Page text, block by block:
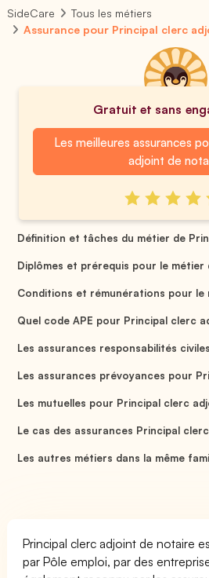
SideCare
Tous les métiers
Assurance pour Principal clerc
Gratuit et sans
Les meilleures assurances
adjoint de
Définition et tâches du métier de
Diplômes et prérequis pour le métier
Conditions et rémunérations pour le
Quel code APE pour Principal clerc
Les assurances responsabilités
Les assurances prévoyances pour
Les mutuelles pour Principal clerc
Le cas des assurances Principal
Les autres métiers dans la même
Principal clerc adjoint de notaire
par Pôle emploi, par des